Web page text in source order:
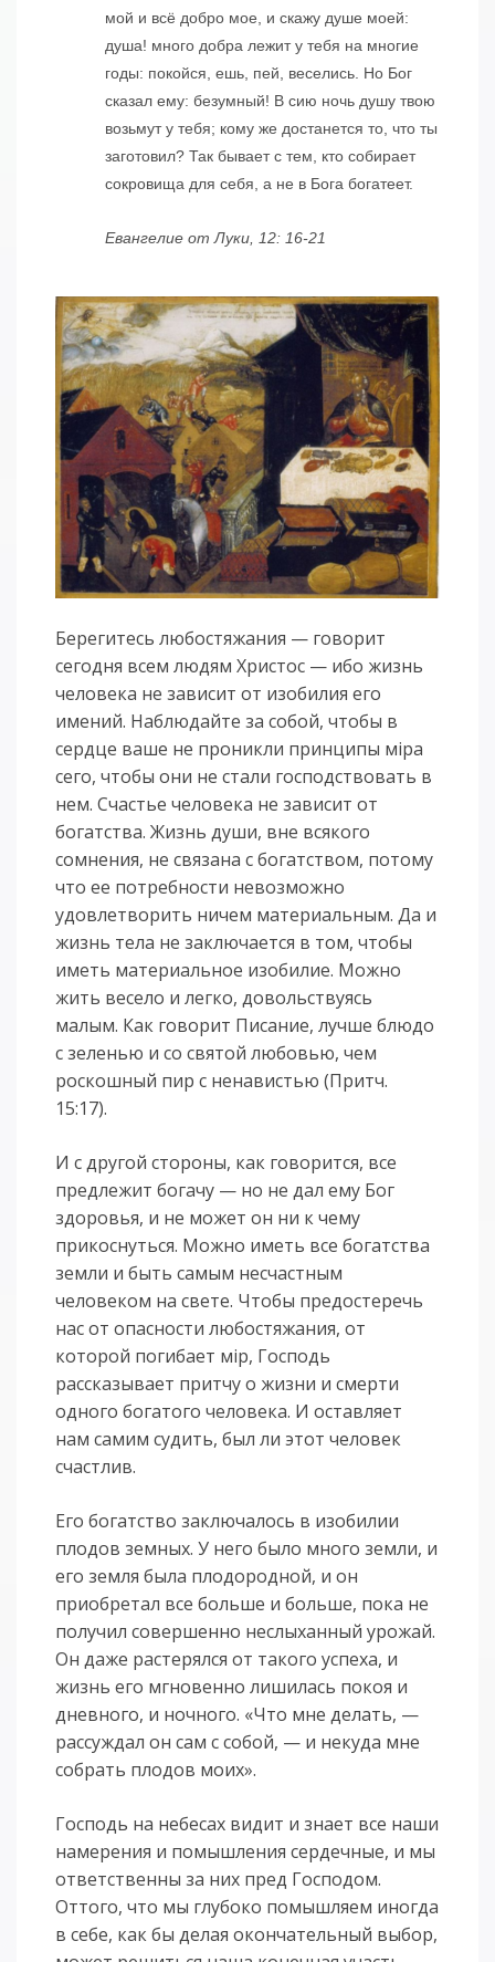
мой и всё добро мое, и скажу душе моей:
душа! много добра лежит у тебя на многие
годы: покойся, ешь, пей, веселись. Но Бог
сказал ему: безумный! В сию ночь душу твою
возьмут у тебя; кому же достанется то, что ты
заготовил? Так бывает с тем, кто собирает
сокровища для себя, а не в Бога богатеет.
Евангелие от Луки, 12: 16-21
Берегитесь любостяжания — говорит
сегодня всем людям Христос — ибо жизнь
человека не зависит от изобилия его
имений. Наблюдайте за собой, чтобы в
сердце ваше не проникли принципы мiра
сего, чтобы они не стали господствовать в
нем. Счастье человека не зависит от
богатства. Жизнь души, вне всякого
сомнения, не связана с богатством, потому
что ее потребности невозможно
удовлетворить ничем материальным. Да и
жизнь тела не заключается в том, чтобы
иметь материальное изобилие. Можно
жить весело и легко, довольствуясь
малым. Как говорит Писание, лучше блюдо
с зеленью и со святой любовью, чем
роскошный пир с ненавистью (Притч.
15:17).
И с другой стороны, как говорится, все
предлежит богачу — но не дал ему Бог
здоровья, и не может он ни к чему
прикоснуться. Можно иметь все богатства
земли и быть самым несчастным
человеком на свете. Чтобы предостеречь
нас от опасности любостяжания, от
которой погибает мiр, Господь
рассказывает притчу о жизни и смерти
одного богатого человека. И оставляет
нам самим судить, был ли этот человек
счастлив.
Его богатство заключалось в изобилии
плодов земных. У него было много земли, и
его земля была плодородной, и он
приобретал все больше и больше, пока не
получил совершенно неслыханный урожай.
Он даже растерялся от такого успеха, и
жизнь его мгновенно лишилась покоя и
дневного, и ночного. «Что мне делать, —
рассуждал он сам с собой, — и некуда мне
собрать плодов моих».
Господь на небесах видит и знает все наши
намерения и помышления сердечные, и мы
ответственны за них пред Господом.
Оттого, что мы глубоко помышляем иногда
в себе, как бы делая окончательный выбор,